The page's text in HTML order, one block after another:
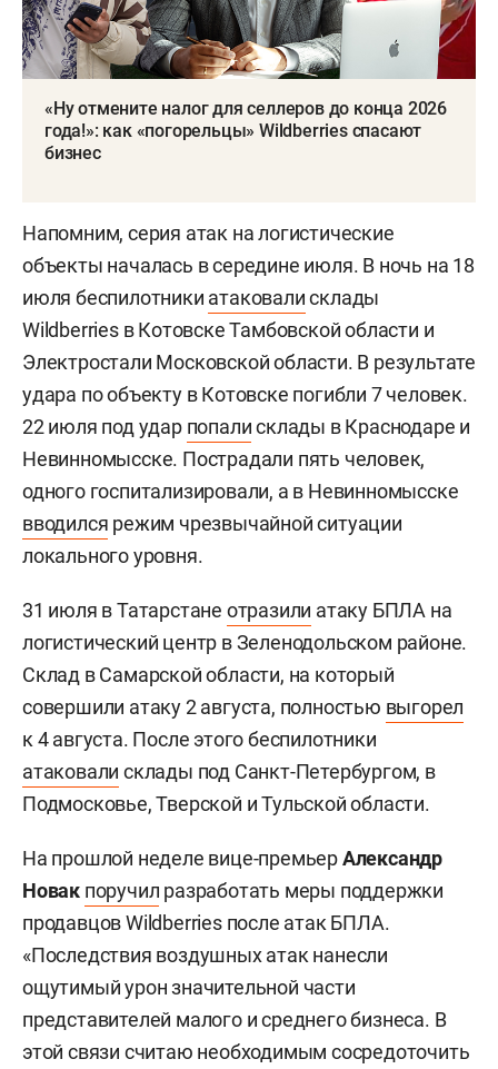
«Ну отмените налог для селлеров до конца 2026
года!»: как «погорельцы» Wildberries спасают
бизнес
Напомним, серия атак на логистические
объекты началась в середине июля. В ночь на 18
июля беспилотники атаковалисклады
Wildberries в Котовске Тамбовской области и
Электростали Московской области. В результате
удара по объекту в Котовске погибли 7 человек.
22 июля под удар попалисклады в Краснодаре и
Невинномысске. Пострадали пять человек,
одного госпитализировали, а в Невинномысске
вводился режим чрезвычайной ситуации
локального уровня.
31 июля в Татарстане отразили атаку БПЛА на
логистический центр в Зеленодольском районе.
Склад в Самарской области, на который
совершили атаку 2 августа, полностью выгорел
к 4 августа. После этого беспилотники
атаковали склады под Санкт-Петербургом, в
Подмосковье, Тверской и Тульской области.
На прошлой неделе вице-премьерАлександр
Новак поручил разработать меры поддержки
продавцов Wildberries после атак БПЛА.
«Последствия воздушных атак нанесли
ощутимый урон значительной части
представителей малого и среднего бизнеса. В
этой связи считаю необходимым сосредоточить